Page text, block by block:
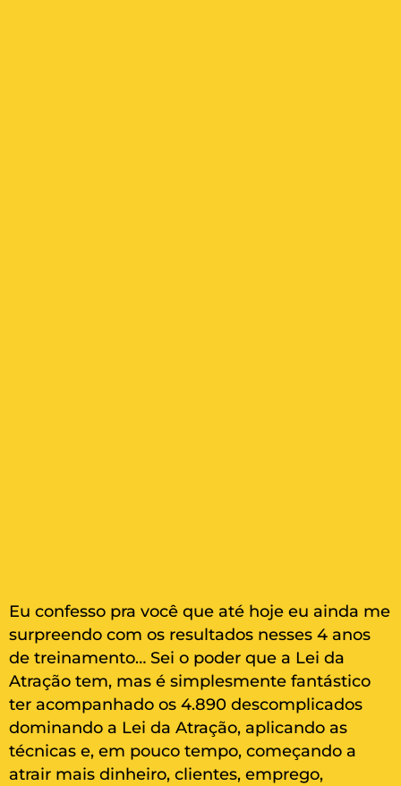
Eu confesso pra você que até hoje eu ainda me
surpreendo com os resultados nesses 4 anos
de treinamento… Sei o poder que a Lei da
Atração tem, mas é simplesmente fantástico
ter acompanhado os 4.890 descomplicados
dominando a Lei da Atração, aplicando as
técnicas e, em pouco tempo, começando a
atrair mais dinheiro, clientes, emprego,